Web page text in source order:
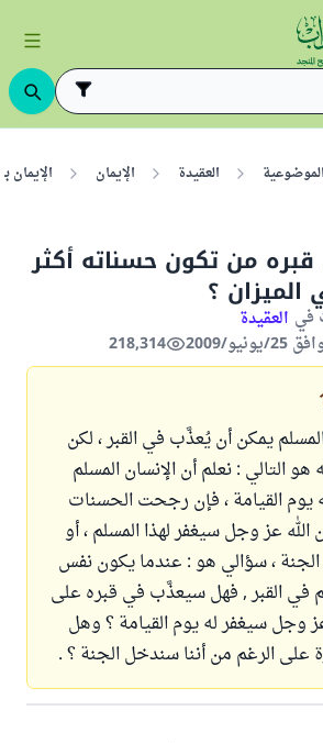
الموضوعية العقيدة الإيمان الإيمان
من تكون حسناته أكثر
؟
في العقيدة
218,314
يمكن أن يُعذَّب في القبر ، لكن
هو التالي : نعلم أن الإنسان المسلم
القيامة ، فإن رجحت الحسنات
عز وجل سيغفر لهذا المسلم ، أو
الجنة ، سؤالي هو : عندما يكون نفس
في القبر , فهل سيعذَّب في قبره على
وجل سيغفر له يوم القيامة ؟ وهل
الرغم من أننا سندخل الجنة ؟ .